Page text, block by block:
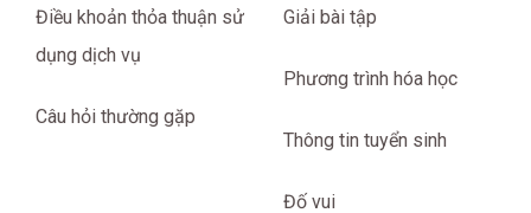
Điều khoản thỏa thuận sử
dụng dịch vụ
Câu hỏi thường gặp
Giải bài tập
Phương trình hóa học
Thông tin tuyển sinh
Đố vui